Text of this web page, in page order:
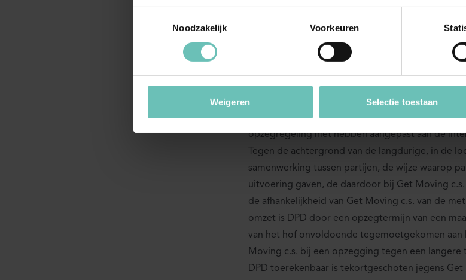
Noodzakelijk
Voorkeuren
Weigeren Selectie toestaan
worden bepaald door uitleg van de
Oordeel van het Hof
Volgens het Hof is sprake van een leemte in de
opzegregeling niet hebben aangepast aan de
Tegen de achtergrond van de langdurige, in de
samenwerking tussen partijen, de wijze waarop
uitvoering gaven, de daardoor bij Get Moving
de afhankelijkheid van Get Moving c.s. van de
omzet is DPD door een opzegtermijn van een
van het hof onvoldoende tegemoetgekomen
Moving c.s. bij een opzegging tegen een
DPD toerekenbaar is tekortgeschoten jegens